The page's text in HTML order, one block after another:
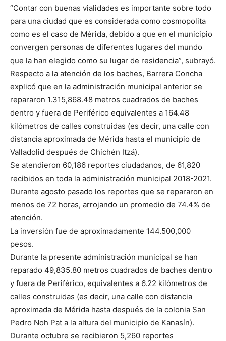
“Contar con buenas vialidades es importante sobre todo
para una ciudad que es considerada como cosmopolita
como es el caso de Mérida, debido a que en el municipio
convergen personas de diferentes lugares del mundo
que la han elegido como su lugar de residencia”, subrayó.
Respecto a la atención de los baches, Barrera Concha
explicó que en la administración municipal anterior se
repararon 1.315,868.48 metros cuadrados de baches
dentro y fuera de Periférico equivalentes a 164.48
kilómetros de calles construidas (es decir, una calle con
distancia aproximada de Mérida hasta el municipio de
Valladolid después de Chichén Itzá).
Se atendieron 60,186 reportes ciudadanos, de 61,820
recibidos en toda la administración municipal 2018-2021.
Durante agosto pasado los reportes que se repararon en
menos de 72 horas, arrojando un promedio de 74.4% de
atención.
La inversión fue de aproximadamente 144.500,000
pesos.
Durante la presente administración municipal se han
reparado 49,835.80 metros cuadrados de baches dentro
y fuera de Periférico, equivalentes a 6.22 kilómetros de
calles construidas (es decir, una calle con distancia
aproximada de Mérida hasta después de la colonia San
Pedro Noh Pat a la altura del municipio de Kanasín).
Durante octubre se recibieron 5,260 reportes